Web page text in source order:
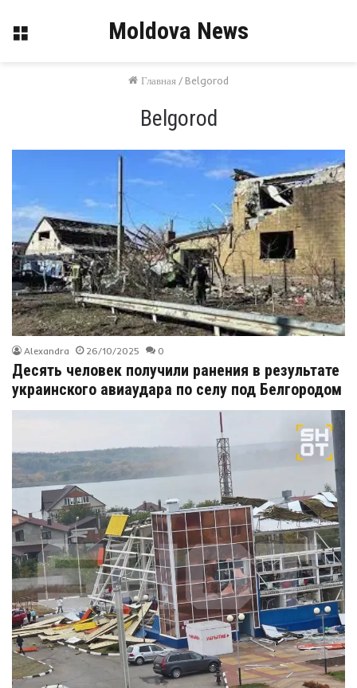
Меню Moldova News
Главная /Belgorod
Belgorod
Alexandra 26/10/2025 0
Десять человек получили ранения в результате
украинского авиаудара по селу под Белгородом